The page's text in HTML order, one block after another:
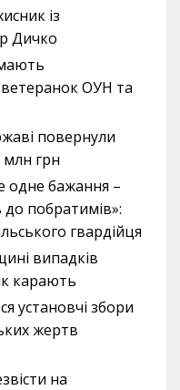
із
Дичко
ОУН та
повернули
млн грн
одне бажання –
до побратимів»:
гвардійця
випадків
карають
установчі збори
жертв
на